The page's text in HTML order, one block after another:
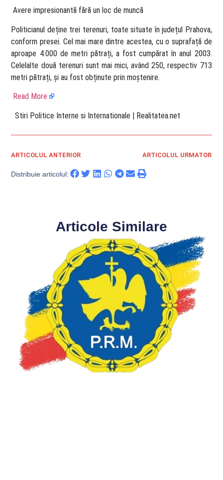
Avere impresionantă fără un loc de muncă
Politicianul deține trei terenuri, toate situate în județul Prahova,
conform presei. Cel mai mare dintre acestea, cu o suprafață de
aproape 4.000 de metri pătrați, a fost cumpărat în anul 2003.
Celelalte două terenuri sunt mai mici, având 250, respectiv 713
metri pătrați, și au fost obținute prin moștenire.
Read More
​ Stiri Politice Interne si Internationale | Realitatea.net
ARTICOLUL ANTERIOR ARTICOLUL URMATOR
Distribuie articolul:
Articole Similare